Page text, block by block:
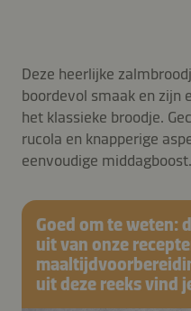
Deze heerlijke
boordevol smaak en zijn
het klassieke broodje.
rucola en knapperige
eenvoudige middagboost.
Goed om te weten:
uit van onze
uit deze reeks vind